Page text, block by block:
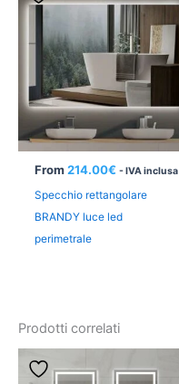
From 214.00€ - IVA inclusa
Specchio rettangolare
BRANDY luce led
perimetrale
Prodotti correlati